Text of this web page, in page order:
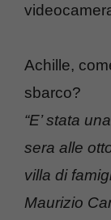
Achille,
sbarco?
“E’ stata
sera alle
villa di
Maurizio